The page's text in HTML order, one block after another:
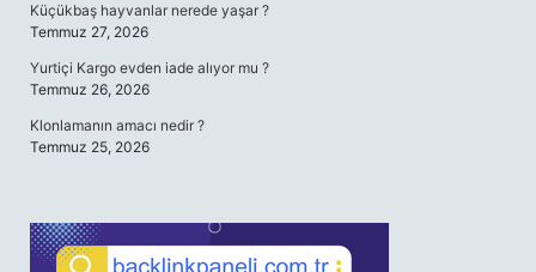
Küçükbaş hayvanlar nerede yaşar ?
Temmuz 27, 2026
Yurtiçi Kargo evden iade alıyor mu ?
Temmuz 26, 2026
Klonlamanın amacı nedir ?
Temmuz 25, 2026